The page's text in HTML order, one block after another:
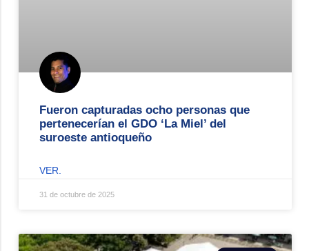
Fueron capturadas ocho personas que
pertenecerían el GDO ‘La Miel’ del
suroeste antioqueño
VER.
31 de octubre de 2025